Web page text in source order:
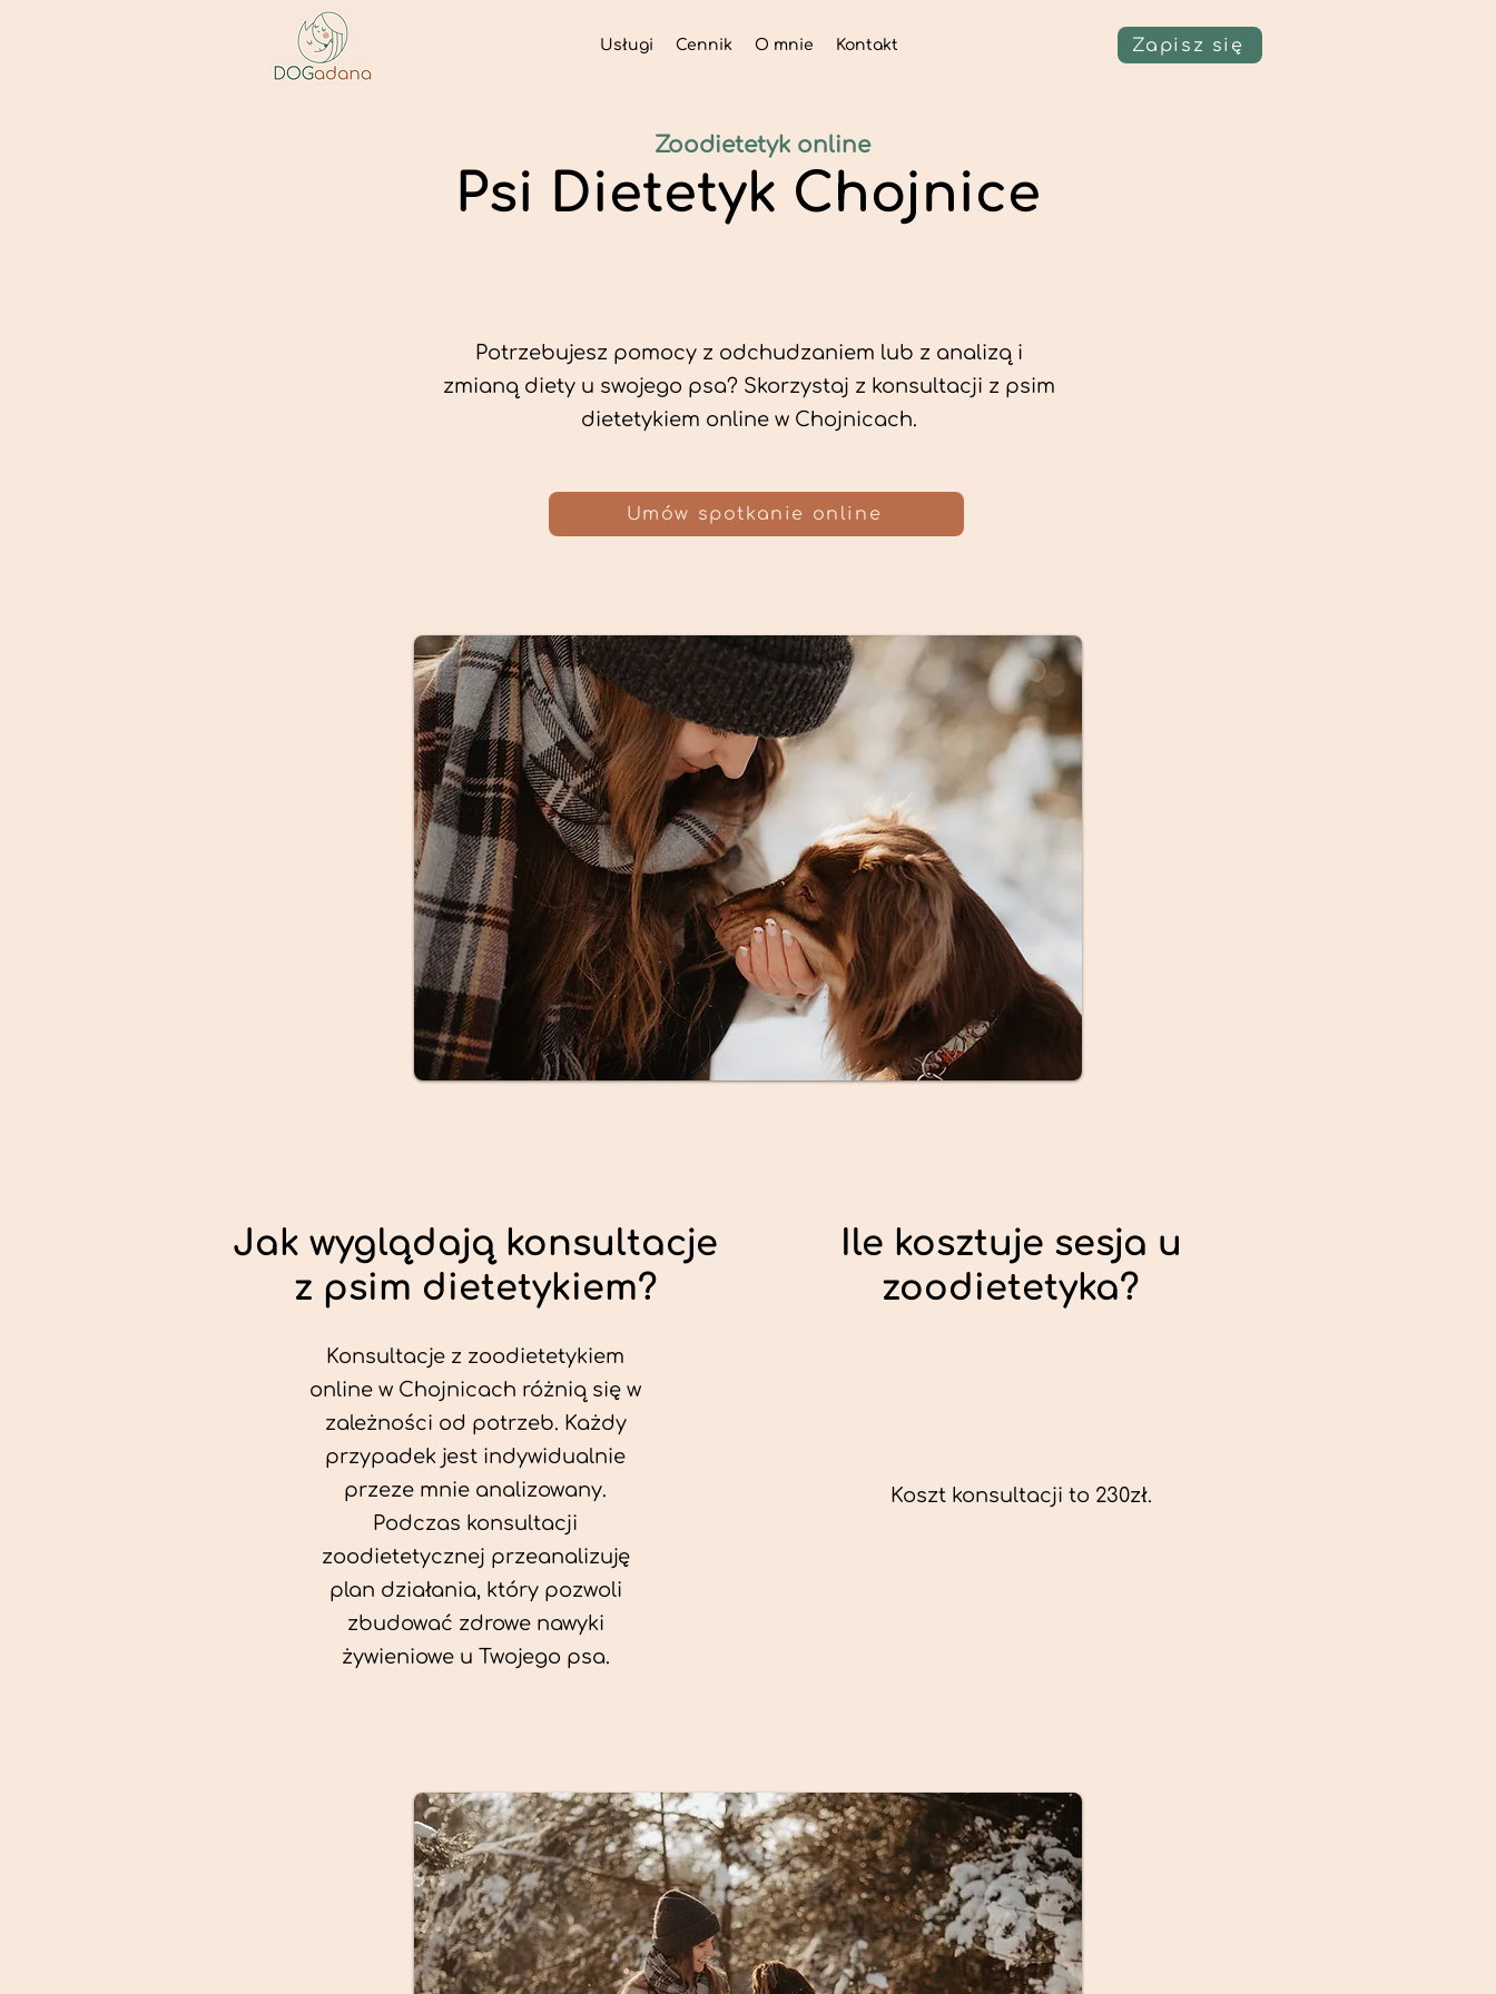
Usługi Cennik O mnie Kontakt Zapisz się
Psi Dietetyk Chojnice
Potrzebujesz pomocy z odchudzaniem lub z analizą i
zmianą diety u swojego psa? Skorzystaj z konsultacji z psim
dietetykiem online w Chojnicach.
Zoodietetyk online
Umów spotkanie online
Jak wyglądają konsultacje
z psim dietetykiem?
Konsultacje z zoodietetykiem
online w Chojnicach różnią się w
zależności od potrzeb. Każdy
przypadek jest indywidualnie
przeze mnie analizowany.
Podczas konsultacji
zoodietetycznej przeanalizuję
plan działania, który pozwoli
zbudować zdrowe nawyki
żywieniowe u Twojego psa.
Ile kosztuje sesja u
zoodietetyka?
Koszt konsultacji to 230zł.